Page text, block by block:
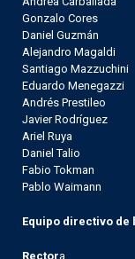
Gonzalo Cores
Daniel Guzmán
Alejandro Magaldi
Santiago Mazzuchini
Eduardo Menegazzi
Andrés Prestileo
Javier Rodríguez
Ariel Ruya
Daniel Talio
Fabio Tokman
Pablo Waimann
Equipo directivo de
Rectora